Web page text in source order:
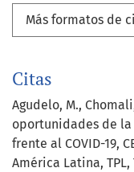
Más formatos de
Citas
Agudelo, M.,
oportunidades de
frente al COVID-19,
América Latina,